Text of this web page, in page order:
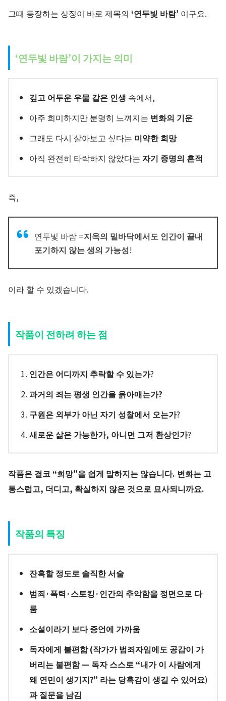
그때 등장하는 상징이 바로 제목의 ‘연두빛 바람’ 이구요.
‘연두빛 바람’이 가지는 의미
깊고 어두운 우물 같은 인생 속에서,
아주 희미하지만 분명히 느껴지는 변화의 기운
그래도 다시 살아보고 싶다는 미약한 희망
아직 완전히 타락하지 않았다는 자기 증명의 흔적
즉,
연두빛 바람 =지옥의 밑바닥에서도 인간이 끝내
포기하지 않는 생의 가능성!
이라 할 수 있겠습니다.
작품이 전하려 하는 점
인간은 어디까지 추락할 수 있는가?
과거의 죄는 평생 인간을 옭아매는가?
구원은 외부가 아닌 자기 성찰에서 오는가?
새로운 삶은 가능한가, 아니면 그저 환상인가?
작품은 결코 “희망”을 쉽게 말하지는 않습니다. 변화는 고
통스럽고, 더디고, 확실하지 않은 것으로 묘사되니까요.
작품의 특징
잔혹할 정도로 솔직한 서술
범죄·폭력·스토킹·인간의 추악함을 정면으로 다
룸
소설이라기 보다 증언에 가까움
독자에게 불편함 (작가가 범죄자임에도 공감이 가
버리는 불편함— 독자 스스로 “내가 이 사람에게
왜 연민이 생기지?” 라는 당혹감이 생길 수 있어요)
과 질문을 남김